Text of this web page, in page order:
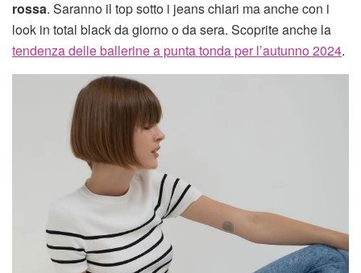
rossa. Saranno il top sotto i jeans chiari ma anche con i
look in total black da giorno o da sera. Scoprite anche la
tendenza delle ballerine a punta tonda per l’autunno 2024.